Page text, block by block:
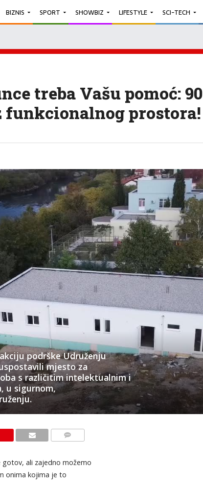
BIZNIS SPORT SHOWBIZ LIFESTYLE SCI-TECH
treba Vašu pomoć: 90
funkcionalnog prostora!
podrške Udruženju
mjesto za
s različitim intelektualnim i
u sigurnom,
ali zajedno možemo
onima kojima je to